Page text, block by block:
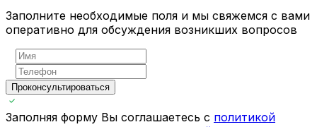
Заполните необходимые поля и мы свяжемся с вами
оперативно для обсуждения возникших вопросов
Проконсультироваться
Заполняя форму Вы соглашаетесь с политикой